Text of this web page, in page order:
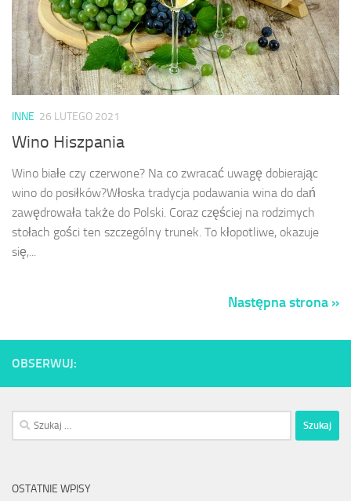
INNE 26 LUTEGO 2021
Wino Hiszpania
Wino białe czy czerwone? Na co zwracać uwagę dobierając
wino do posiłków?Włoska tradycja podawania wina do dań
zawędrowała także do Polski. Coraz częściej na rodzimych
stołach gości ten szczególny trunek. To kłopotliwe, okazuje
się,...
Następna strona »
OBSERWUJ:
Szukaj:
OSTATNIE WPISY